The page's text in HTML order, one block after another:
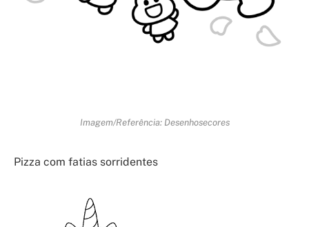
Imagem/Referência: Desenhosecores
Pizza com fatias sorridentes